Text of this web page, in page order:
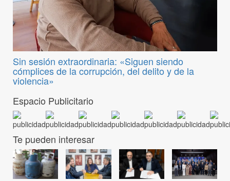
Sin sesión extraordinaria: «Siguen siendo
cómplices de la corrupción, del delito y de la
violencia»
Espacio Publicitario
Te pueden interesar